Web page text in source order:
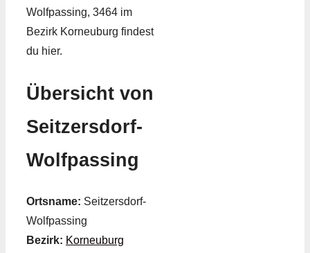
Wolfpassing, 3464 im
Bezirk Korneuburg findest
du hier.
Übersicht von
Seitzersdorf-
Wolfpassing
Ortsname: Seitzersdorf-
Wolfpassing
Bezirk: Korneuburg